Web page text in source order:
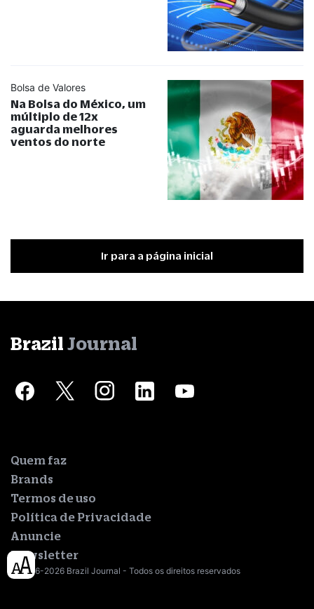
Bolsa de Valores
Na Bolsa do México, um
múltiplo de 12x
aguarda melhores
ventos do norte
Ir para a página inicial
Brazil Journal
Quem faz
Brands
Termos de uso
Política de Privacidade
Anuncie
Newsletter
© 2016-2026 Brazil Journal - Todos os direitos reservados